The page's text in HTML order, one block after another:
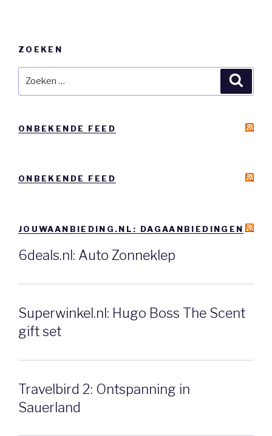
ZOEKEN
ONBEKENDE FEED
ONBEKENDE FEED
JOUWAANBIEDING.NL: DAGAANBIEDINGEN
6deals.nl: Auto Zonneklep
Superwinkel.nl: Hugo Boss The Scent
gift set
Travelbird 2: Ontspanning in
Sauerland